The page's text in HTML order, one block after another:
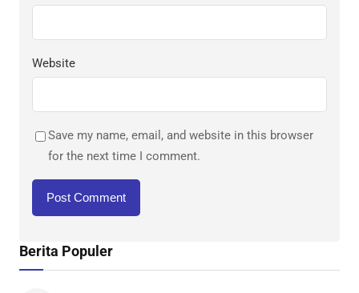
Website
Save my name, email, and website in this browser
for the next time I comment.
Berita Populer